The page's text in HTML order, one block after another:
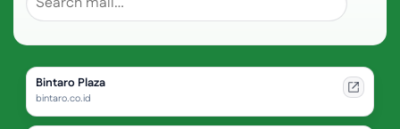
Bintaro Plaza
bintaro.co.id